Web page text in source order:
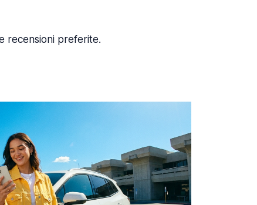
recensioni preferite.